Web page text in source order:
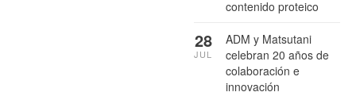
contenido proteico
ADM y Matsutani
celebran 20 años de
colaboración e
innovación
28
JUL